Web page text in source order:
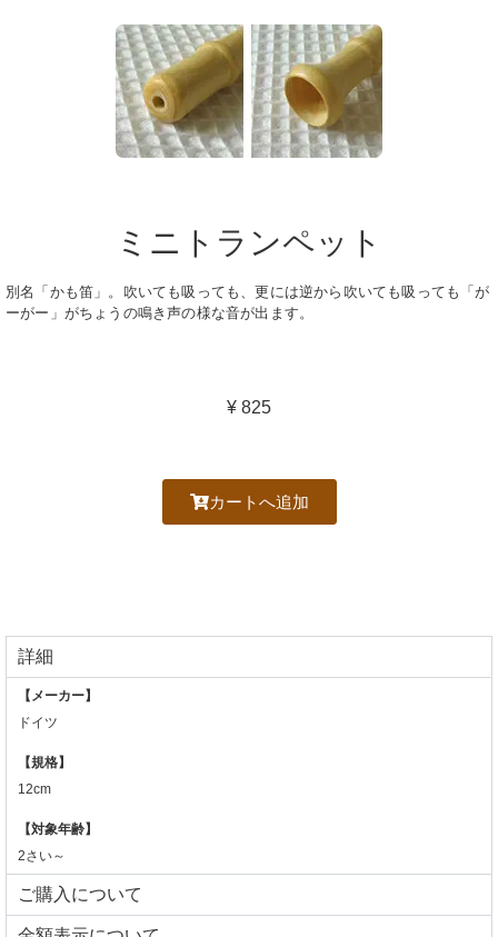
ミニトランペット
別名「かも笛」。吹いても吸っても、更には逆から吹いても吸っても「が
ーがー」がちょうの鳴き声の様な音が出ます。
¥ 825
カートへ追加
詳細
【メーカー】
ドイツ
【規格】
12cm
【対象年齢】
2さい～
ご購入について